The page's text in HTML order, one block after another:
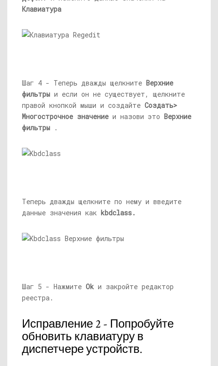
Клавиатура
Шаг 4 - Теперь дважды щелкните Верхние
фильтры и если он не существует, щелкните
правой кнопкой мыши и создайте Создать>
Многострочное значение и назови это Верхние
фильтры .
Теперь дважды щелкните по нему и введите
данные значения как kbdclass.
Шаг 5 - Нажмите Ok и закройте редактор
реестра.
Исправление 2 - Попробуйте
обновить клавиатуру в
диспетчере устройств.